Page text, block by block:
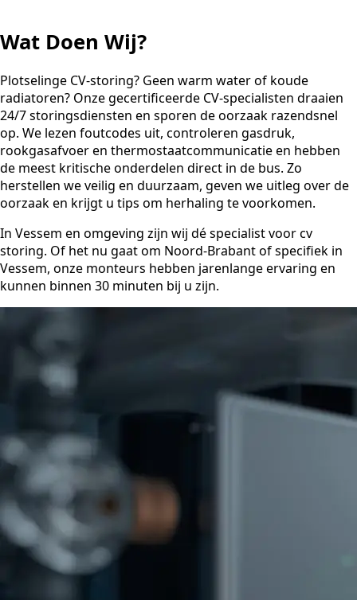
Wat Doen Wij?
Plotselinge CV-storing? Geen warm water of koude
radiatoren? Onze gecertificeerde CV-specialisten draaien
24/7 storingsdiensten en sporen de oorzaak razendsnel
op. We lezen foutcodes uit, controleren gasdruk,
rookgasafvoer en thermostaatcommunicatie en hebben
de meest kritische onderdelen direct in de bus. Zo
herstellen we veilig en duurzaam, geven we uitleg over de
oorzaak en krijgt u tips om herhaling te voorkomen.
In Vessem en omgeving zijn wij dé specialist voor cv
storing. Of het nu gaat om Noord-Brabant of specifiek in
Vessem, onze monteurs hebben jarenlange ervaring en
kunnen binnen 30 minuten bij u zijn.